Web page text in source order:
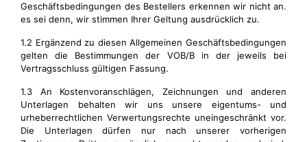
Geschäftsbedingungen des Bestellers erkennen wir nicht an.
es sei denn, wir stimmen Ihrer Geltung ausdrücklich zu.
1.2 Ergänzend zu diesen Allgemeinen Geschäftsbedingungen
gelten die Bestimmungen der VOB/B in der jeweils bei
Vertragsschluss gültigen Fassung.
1.3 An Kostenvoranschlägen, Zeichnungen und anderen
Unterlagen behalten wir uns unsere eigentums- und
urheberrechtlichen Verwertungsrechte uneingeschränkt vor.
Die Unterlagen dürfen nur nach unserer vorherigen